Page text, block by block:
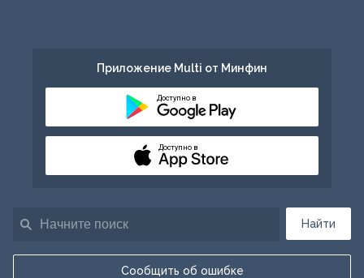
Найти
Сообщить об ошибке
Приложение Multi от Минфин
Доступно в
Доступно в